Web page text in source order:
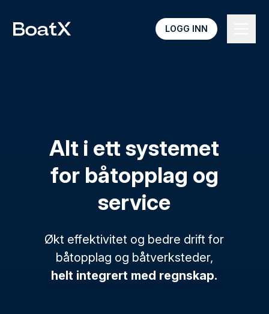
LOGG INN
Alt i ett systemet
for båtopplag og
service
Økt effektivitet og bedre drift for
båtopplag og båtverksteder,
helt integrert med regnskap.